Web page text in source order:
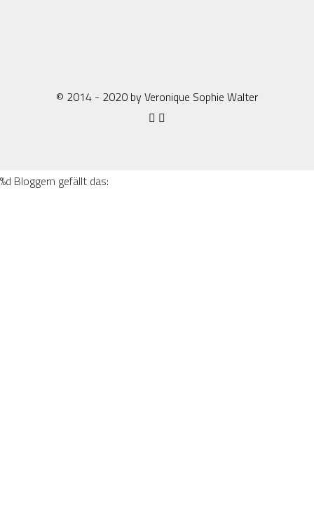
© 2014 - 2020 by Veronique Sophie Walter
%d Bloggern gefällt das: